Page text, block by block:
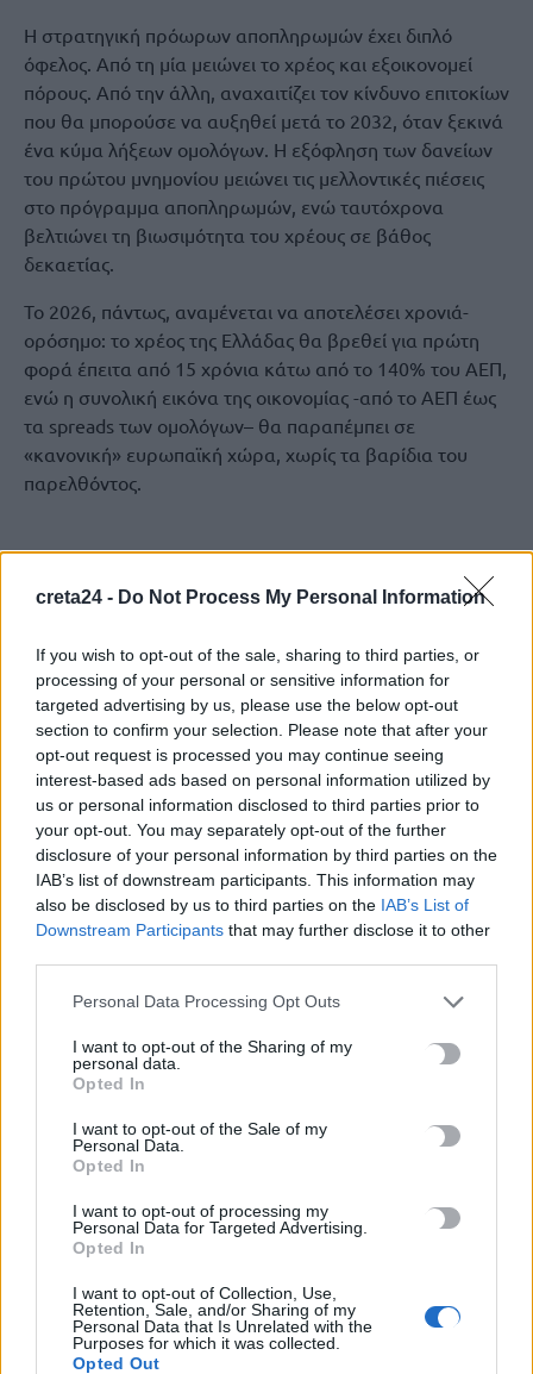
creta24 - Do Not Process My Personal Information
If you wish to opt-out of the sale, sharing to third parties, or
processing of your personal or sensitive information for
targeted advertising by us, please use the below opt-out
section to confirm your selection. Please note that after your
opt-out request is processed you may continue seeing
interest-based ads based on personal information utilized by
us or personal information disclosed to third parties prior to
your opt-out. You may separately opt-out of the further
disclosure of your personal information by third parties on the
IAB’s list of downstream participants. This information may
also be disclosed by us to third parties on the IAB’s List of
Downstream Participants that may further disclose it to other
Personal Data Processing Opt Outs
I want to opt-out of the Sharing of my
personal data.
Opted In
I want to opt-out of the Sale of my
Personal Data.
Opted In
I want to opt-out of processing my
Personal Data for Targeted Advertising.
Opted In
I want to opt-out of Collection, Use,
Retention, Sale, and/or Sharing of my
Personal Data that Is Unrelated with the
Purposes for which it was collected.
Opted Out
Η στρατηγική πρόωρων αποπληρωμών έχει διπλό
όφελος. Από τη μία μειώνει το χρέος και εξοικονομεί
πόρους. Από την άλλη, αναχαιτίζει τον κίνδυνο επιτοκίων
που θα μπορούσε να αυξηθεί μετά το 2032, όταν ξεκινά
ένα κύμα λήξεων ομολόγων. Η εξόφληση των δανείων
του πρώτου μνημονίου μειώνει τις μελλοντικές πιέσεις
στο πρόγραμμα αποπληρωμών, ενώ ταυτόχρονα
βελτιώνει τη βιωσιμότητα του χρέους σε βάθος
δεκαετίας.
Το 2026, πάντως, αναμένεται να αποτελέσει χρονιά-
ορόσημο: το χρέος της Ελλάδας θα βρεθεί για πρώτη
φορά έπειτα από 15 χρόνια κάτω από το 140% του ΑΕΠ,
ενώ η συνολική εικόνα της οικονομίας -από το ΑΕΠ έως
τα spreads των ομολόγων– θα παραπέμπει σε
«κανονική» ευρωπαϊκή χώρα, χωρίς τα βαρίδια του
παρελθόντος.
ΠΡΟΗΓΟΎΜΕΝΟ
Συγκλόνισε ο Αλκίνοος
Ιωαννίδης στον επικήδειο: Μου
είπαν ο Σαββόπουλος καταργεί
το πένθος -Εγώ τότε για ποιον
κλαίω;
25 Οκτωβρίου, 2025
ΕΠΌΜΕΝΟ
Μπενίτεθ: «Πιστεύω απόλυτα
στο πρότζεκτ του
Παναθηναϊκού, μαζί με τον
κόσμο να επιστρέψουμε στους
Google
ΠΡΟΣΘΕΣΕ ΤΟ
ΡΟΗ ΕΙΔΗΣΕΩΝ